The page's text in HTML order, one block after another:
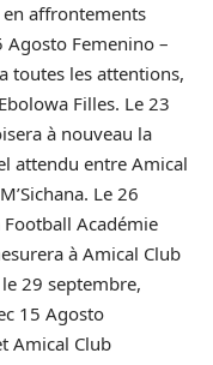
en affrontements
Agosto Femenino –
toutes les attentions,
Filles. Le 23
à nouveau la
attendu entre Amical
Le 26
Académie
à Amical Club
29 septembre,
15 Agosto
Amical Club